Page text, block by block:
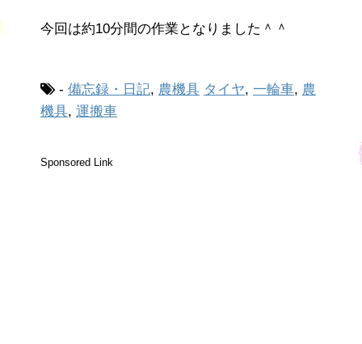
今回は約10分間の作業となりました＾＾
- 備忘録・日記, 農機具 タイヤ, 一輪車, 農
機具, 運搬車
Sponsored Link